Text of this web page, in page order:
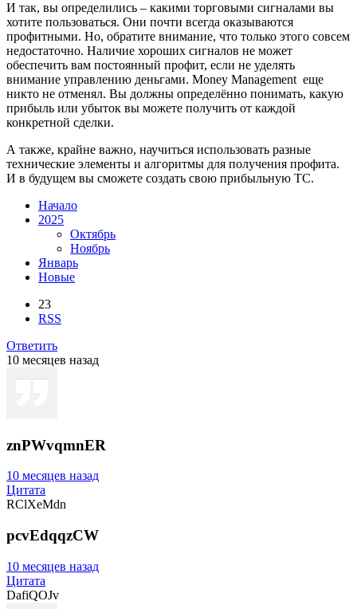
И так, вы определились – какими торговыми сигналами вы
хотите пользоваться. Они почти всегда оказываются
профитными. Но, обратите внимание, что только этого совсем
недостаточно. Наличие хороших сигналов не может
обеспечить вам постоянный профит, если не уделять
внимание управлению деньгами. Money Management еще
никто не отменял. Вы должны определённо понимать, какую
прибыль или убыток вы можете получить от каждой
конкретной сделки.
А также, крайне важно, научиться использовать разные
технические элементы и алгоритмы для получения профита.
И в будущем вы сможете создать свою прибыльную ТС.
Начало
2025
Октябрь
Ноябрь
Январь
Новые
23
RSS
Ответить
10 месяцев назад
znPWvqmnER
10 месяцев назад
Цитата
RClXeMdn
pcvEdqqzCW
10 месяцев назад
Цитата
DafiQOJv